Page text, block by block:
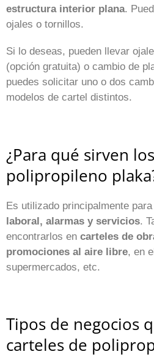
estructura interior plana.
ojales o tornillos.
Si lo deseas, pueden llevar
(opción gratuita) o cambio de
puedes solicitar uno o dos
modelos de cartel distintos.
¿Para qué sirven
polipropileno
Es utilizado principalmente para
laboral, alarmas y servicios.
encontrarlos en carteles de
promociones al aire libre, en
supermercados, etc.
Tipos de negocios
carteles de